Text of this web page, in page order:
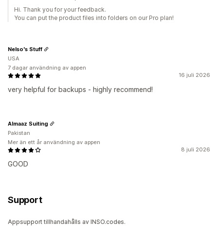
Hi. Thank you for your feedback.
You can put the product files into folders on our Pro plan!
16 juli 2026
very helpful for backups - highly recommend!
Nelso's Stuff
USA
7 dagar användning av appen
8 juli 2026
GOOD
Almaaz Suiting
Pakistan
Mer än ett år användning av appen
Support
Appsupport tillhandahålls av INSO.codes.